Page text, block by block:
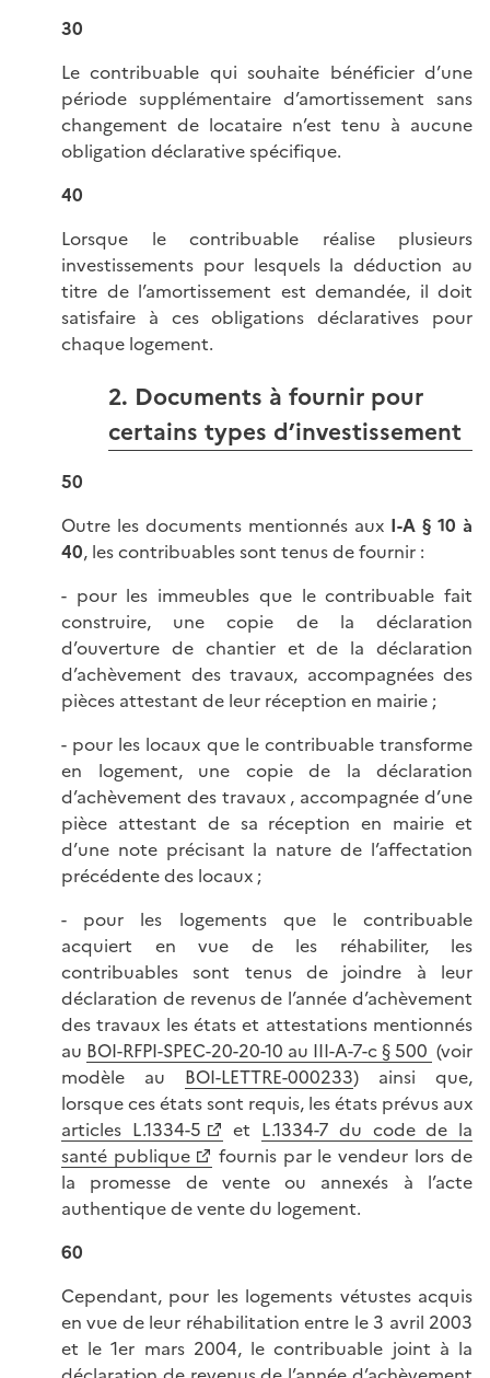
30
Le contribuable qui souhaite bénéficier d’une
période supplémentaire d’amortissement sans
changement de locataire n’est tenu à aucune
obligation déclarative spécifique.
40
Lorsque le contribuable réalise plusieurs
investissements pour lesquels la déduction au
titre de l’amortissement est demandée, il doit
satisfaire à ces obligations déclaratives pour
chaque logement.
2. Documents à fournir pour
certains types d’investissement
50
Outre les documents mentionnés aux I-A § 10 à
40, les contribuables sont tenus de fournir :
- pour les immeubles que le contribuable fait
construire, une copie de la déclaration
d’ouverture de chantier et de la déclaration
d’achèvement des travaux, accompagnées des
pièces attestant de leur réception en mairie ;
- pour les locaux que le contribuable transforme
en logement, une copie de la déclaration
d’achèvement des travaux , accompagnée d’une
pièce attestant de sa réception en mairie et
d’une note précisant la nature de l’affectation
précédente des locaux ;
- pour les logements que le contribuable
acquiert en vue de les réhabiliter, les
contribuables sont tenus de joindre à leur
déclaration de revenus de l’année d’achèvement
des travaux les états et attestations mentionnés
au BOI-RFPI-SPEC-20-20-10 au III-A-7-c § 500 (voir
modèle au BOI-LETTRE-000233) ainsi que,
lorsque ces états sont requis, les états prévus aux
articles L.1334-5
et L.1334-7 du code de la
santé publique
fournis par le vendeur lors de
la promesse de vente ou annexés à l’acte
authentique de vente du logement.
60
Cependant, pour les logements vétustes acquis
en vue de leur réhabilitation entre le 3 avril 2003
et le 1er mars 2004, le contribuable joint à la